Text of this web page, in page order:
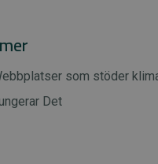
som stöder
Det